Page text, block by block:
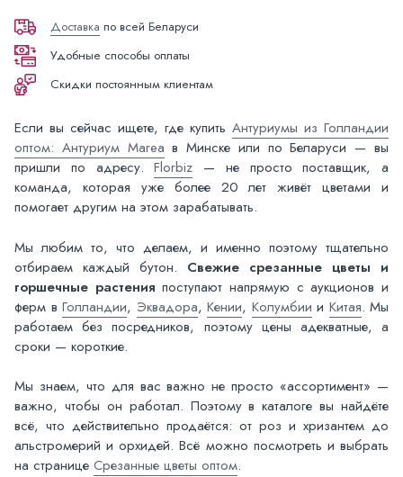
Доставка по всей Беларуси
Удобные способы оплаты
Скидки постоянным клиентам
Если вы сейчас ищете, где купить Антуриумы из Голландии
оптом: Антуриум Marea в Минске или по Беларуси — вы
пришли по адресу.Florbiz — не просто поставщик, а
команда, которая уже более 20 лет живёт цветами и
помогает другим на этом зарабатывать.
Мы любим то, что делаем, и именно поэтому тщательно
отбираем каждый бутон. Свежие срезанные цветы и
горшечные растения поступают напрямую с аукционов и
ферм в Голландии, Эквадора, Кении, Колумбии и Китая. Мы
работаем без посредников, поэтому цены адекватные, а
сроки — короткие.
Мы знаем, что для вас важно не просто «ассортимент» —
важно, чтобы он работал. Поэтому в каталоге вы найдёте
всё, что действительно продаётся: от роз и хризантем до
альстромерий и орхидей. Всё можно посмотреть и выбрать
на странице Срезанные цветы оптом.